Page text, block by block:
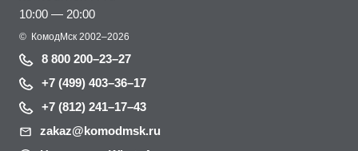
10:00 — 20:00
© КомодМск 2002–2026
8 800 200–23–27
+7 (499) 403–36–17
+7 (812) 241–17–43
zakaz@komodmsk.ru